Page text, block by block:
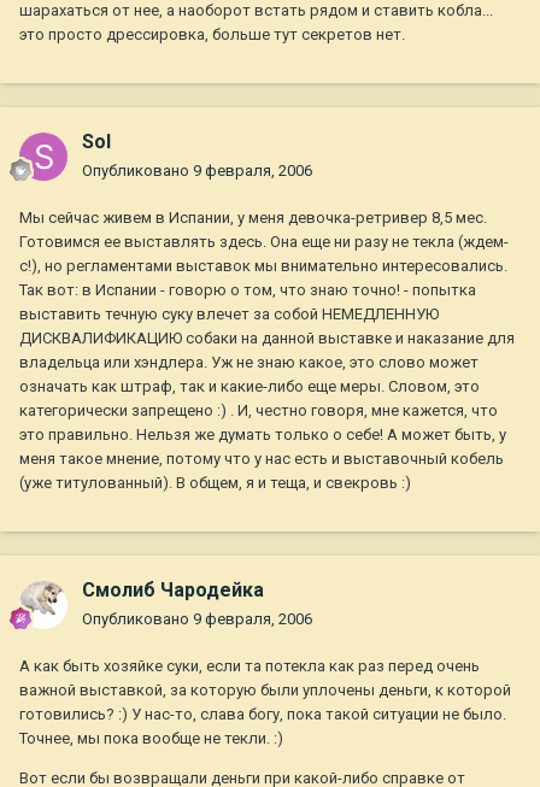
шарахаться от нее, а наоборот встать рядом и ставить кобла...
это просто дрессировка, больше тут секретов нет.
Sol
Опубликовано 9 февраля, 2006
Мы сейчас живем в Испании, у меня девочка-ретривер 8,5 мес.
Готовимся ее выставлять здесь. Она еще ни разу не текла (ждем-
с!), но регламентами выставок мы внимательно интересовались.
Так вот: в Испании - говорю о том, что знаю точно! - попытка
выставить течную суку влечет за собой НЕМЕДЛЕННУЮ
ДИСКВАЛИФИКАЦИЮ собаки на данной выставке и наказание для
владельца или хэндлера. Уж не знаю какое, это слово может
означать как штраф, так и какие-либо еще меры. Словом, это
категорически запрещено :) . И, честно говоря, мне кажется, что
это правильно. Нельзя же думать только о себе! А может быть, у
меня такое мнение, потому что у нас есть и выставочный кобель
(уже титулованный). В общем, я и теща, и свекровь :)
Смолиб Чародейка
Опубликовано 9 февраля, 2006
А как быть хозяйке суки, если та потекла как раз перед очень
важной выставкой, за которую были уплочены деньги, к которой
готовились? :) У нас-то, слава богу, пока такой ситуации не было.
Точнее, мы пока вообще не текли. :)
Вот если бы возвращали деньги при какой-либо справке от